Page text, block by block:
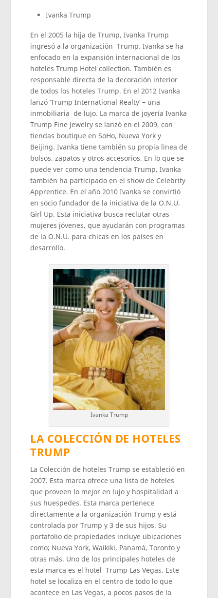
Ivanka Trump
En el 2005 la hija de Trump, Ivanka Trump
ingresó a la organización Trump. Ivanka se ha
enfocado en la expansión internacional de los
hoteles Trump Hotel collection. También es
responsable directa de la decoración interior
de todos los hoteles Trump. En el 2012 Ivanka
lanzó ‘Trump International Realty’ – una
inmobiliaria de lujo. La marca de joyería Ivanka
Trump Fine Jewelry se lanzó en el 2009, con
tiendas boutique en SoHo, Nueva York y
Beijing. Ivanka tiene también su propia linea de
bolsos, zapatos y otros accesorios. En lo que se
puede ver como una tendencia Trump, Ivanka
también ha participado en el show de Celebrity
Apprentice. En el año 2010 Ivanka se convirtió
en socio fundador de la iniciativa de la O.N.U.
Girl Up. Esta iniciativa busca reclutar otras
mujeres jóvenes, que ayudarán con programas
de la O.N.U. para chicas en los países en
desarrollo.
Ivanka Trump
LA COLECCIÓN DE HOTELES
TRUMP
La Colección de hoteles Trump se estableció en
2007. Esta marca ofrece una lista de hoteles
que proveen lo mejor en lujo y hospitalidad a
sus huespedes. Esta marca pertenece
directamente a la organización Trump y está
controlada por Trump y 3 de sus hijos. Su
portafolio de propiedades incluye ubicaciones
como; Nueva York, Waikiki, Panamá, Toronto y
otras más. Uno de los principales hoteles de
esta marca es el hotel Trump Las Vegas. Este
hotel se localiza en el centro de todo lo que
acontece en Las Vegas, a pocos pasos de la